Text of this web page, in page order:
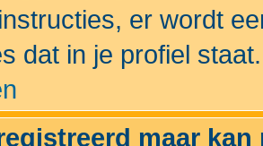
er wordt
dat in je profiel staat.
maar